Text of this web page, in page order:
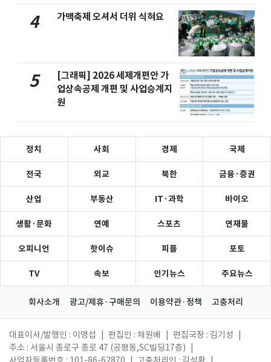
4 가맥축제 오셔서 더위 식혀요
5
[그래픽] 2026 세제개편안 가
업상속공제 개편 및 사업승계지
원
정치 사회 경제 국제
전국 외교 북한 금융·증권
산업 부동산 IT·과학 바이오
생활·문화 연예 스포츠 연재물
오피니언 핫이슈 피플 포토
TV 속보 인기뉴스 주요뉴스
회사소개 광고/제휴·구매문의 이용약관·정책 고충처리
대표이사/발행인 : 이영섭 편집인 : 채원배 편집국장 : 김기성
주소 : 서울시 종로구 종로 47 (공평동,SC빌딩17층)